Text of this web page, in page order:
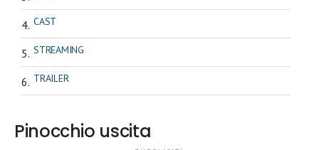
CAST
STREAMING
TRAILER
Pinocchio uscita